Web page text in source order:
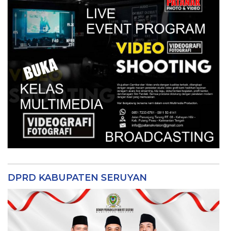
DPRD KABUPATEN SERUYAN